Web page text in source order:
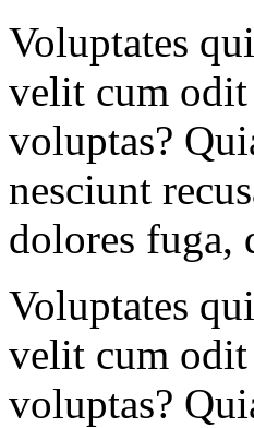
Voluptates
velit cum odit
voluptas?
nesciunt
dolores fuga,
Voluptates
velit cum odit
voluptas?